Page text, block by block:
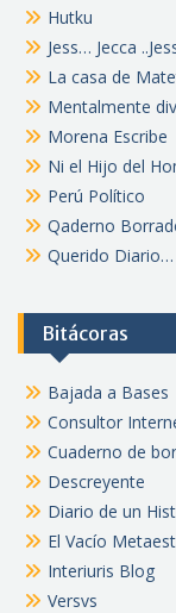
Hutku
Jess… Jecca
La casa de
Mentalmente
Morena Escribe
Ni el Hijo del
Perú Político
Qaderno
Querido Diario…
Bitácoras
Bajada a Bases
Consultor
Cuaderno de
Descreyente
Diario de un
El Vacío
Interiuris Blog
Versvs